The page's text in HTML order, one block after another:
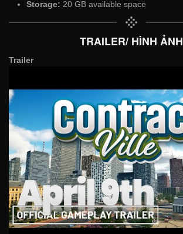
Storage: 20 GB available space
TRAILER/ HÌNH ẢNH
Trailer